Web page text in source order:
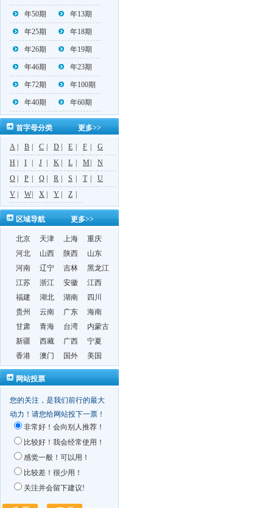
年50期 年13期
年25期 年18期
年26期 年19期
年46期 年23期
年72期 年100期
年40期 年60期
更多>>
首字母分类
A B C D E F
G
H
I J K L M
N
O
P Q R S T
U
V
W X Y Z
更多>>
区域导航
北京 天津 上海
重庆
河北
山西 陕西
山东
河南
辽宁 吉林
黑龙江
江苏
浙江 安徽
江西
福建
湖北 湖南
四川
贵州
云南 广东
海南
甘肃
青海 台湾
内蒙古
新疆
西藏 广西
宁夏
香港
澳门 国外 美国
网站投票
您的关注，是我们前行的最大
动力！请您给网站投下一票！
非常好！会向别人推荐！
比较好！我会经常使用！
感觉一般！可以用！
比较差！很少用！
关注并会留下建议!